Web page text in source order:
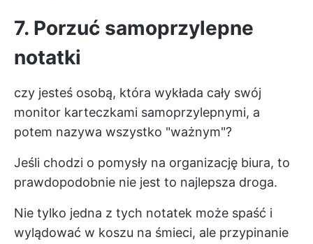
7. Porzuć samoprzylepne
notatki
czy jesteś osobą, która wykłada cały swój
monitor karteczkami samoprzylepnymi, a
potem nazywa wszystko "ważnym"?
Jeśli chodzi o pomysły na organizację biura, to
prawdopodobnie nie jest to najlepsza droga.
Nie tylko jedna z tych notatek może spaść i
wylądować w koszu na śmieci, ale przypinanie